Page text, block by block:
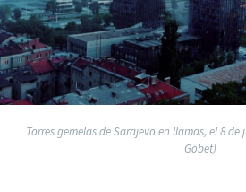
Torres gemelas de Sarajevo en llamas, el 8 de
Gobet)